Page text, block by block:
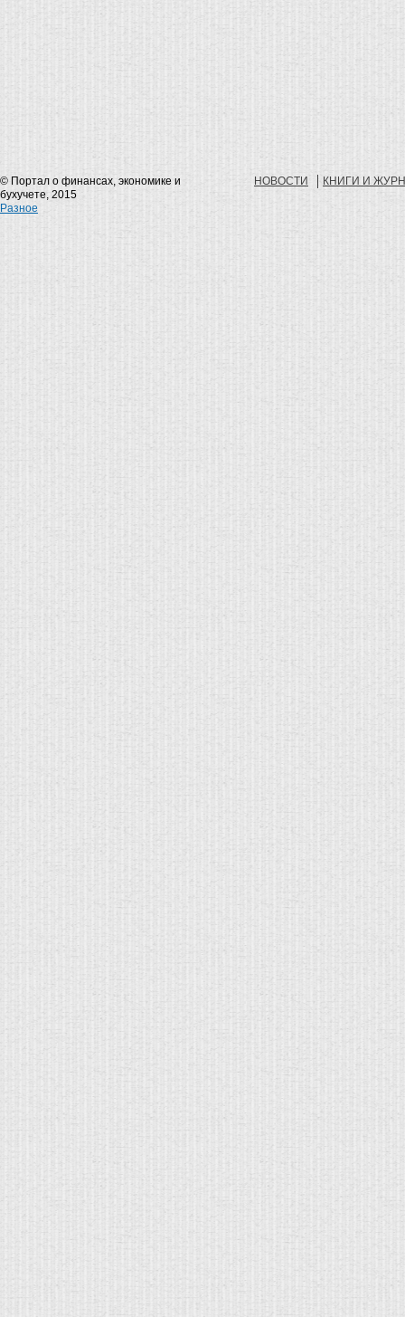
© Портал о финансах, экономике и
бухучете, 2015
Разное
НОВОСТИ КНИГИ И